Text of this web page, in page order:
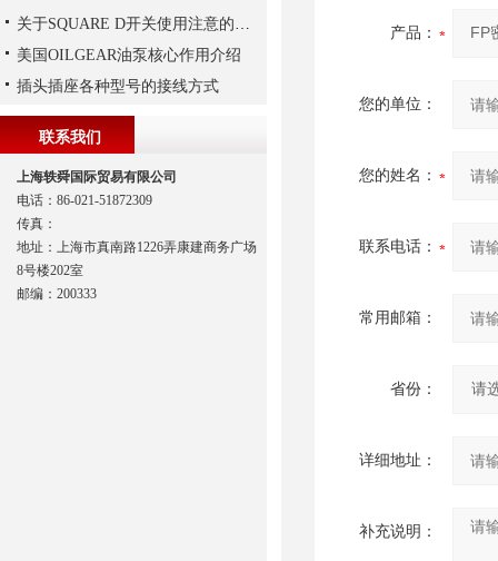
产品：
您的单位：
您的姓名：
联系电话：
常用邮箱：
省份：
详细地址：
补充说明：
关于SQUARE D开关使用注意的介绍
美国OILGEAR油泵核心作用介绍
插头插座各种型号的接线方式
联系我们
上海轶舜国际贸易有限公司
电话：86-021-51872309
传真：
地址：上海市真南路1226弄康建商务广场
8号楼202室
邮编：200333